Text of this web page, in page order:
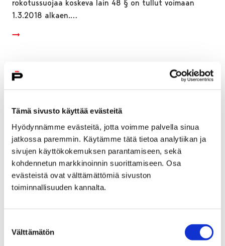
Tämä sivusto käyttää evästeitä
Hyödynnämme evästeitä, jotta voimme palvella sinua
jatkossa paremmin. Käytämme tätä tietoa analytiikan ja
sivujen käyttökokemuksen parantamiseen, sekä
kohdennetun markkinoinnin suorittamiseen. Osa
evästeistä ovat välttämättömiä sivuston
toiminnallisuuden kannalta.
valinta
Välttämätön
rokotussuojaa koskeva lain 48 § on tullut voimaan
1.3.2018 alkaen.…